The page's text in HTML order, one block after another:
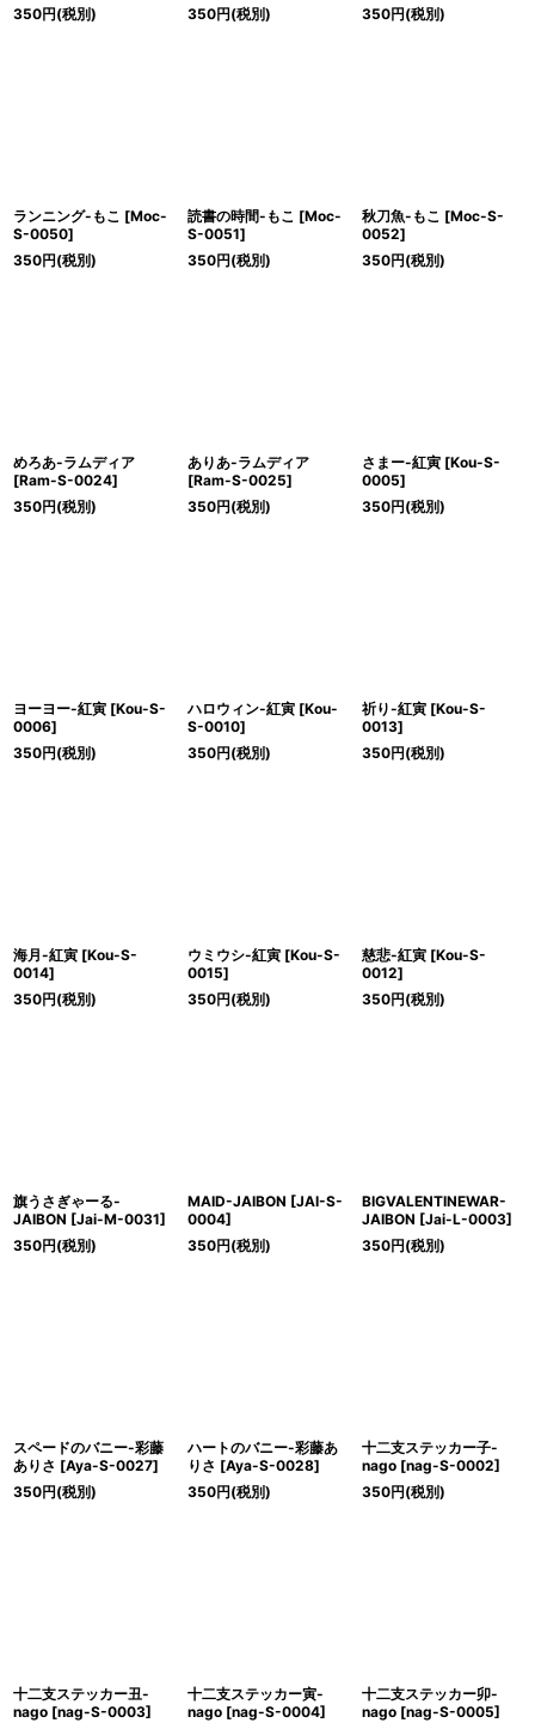
350円(税別) 350円(税別) 350円(税別)
ランニング-もこ [Moc-
S-0050]
350円(税別)
読書の時間-もこ [Moc-
S-0051]
350円(税別)
秋刀魚-もこ [Moc-S-
0052]
350円(税別)
めろあ-ラムディア
[Ram-S-0024]
350円(税別)
ありあ-ラムディア
[Ram-S-0025]
350円(税別)
さまー-紅寅 [Kou-S-
0005]
350円(税別)
ヨーヨー-紅寅 [Kou-S-
0006]
350円(税別)
ハロウィン-紅寅 [Kou-
S-0010]
350円(税別)
祈り-紅寅 [Kou-S-
0013]
350円(税別)
海月-紅寅 [Kou-S-
0014]
350円(税別)
ウミウシ-紅寅 [Kou-S-
0015]
350円(税別)
慈悲-紅寅 [Kou-S-
0012]
350円(税別)
旗うさぎゃーる-
JAIBON [Jai-M-0031]
350円(税別)
MAID-JAIBON [JAI-S-
0004]
350円(税別)
BIGVALENTINEWAR-
JAIBON [Jai-L-0003]
350円(税別)
スペードのバニー-彩藤
ありさ [Aya-S-0027]
350円(税別)
ハートのバニー-彩藤あ
りさ [Aya-S-0028]
350円(税別)
十二支ステッカー子-
nago [nag-S-0002]
350円(税別)
十二支ステッカー丑-
nago [nag-S-0003]
十二支ステッカー寅-
nago [nag-S-0004]
十二支ステッカー卯-
nago [nag-S-0005]